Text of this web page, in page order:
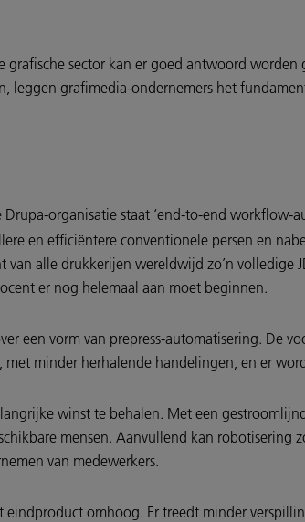
sector kan er goed antwoord
leggen grafimedia-ondernemers het
Drupa-organisatie staat ‘end-to-end workflow-
en efficiëntere conventionele persen en
alle drukkerijen wereldwijd zo’n volledige
er nog helemaal aan moet beginnen.
een vorm van prepress-automatisering. De
met minder herhalende handelingen, en er
winst te behalen. Met een
mensen. Aanvullend kan robotisering
van medewerkers.
omhoog. Er treedt minder